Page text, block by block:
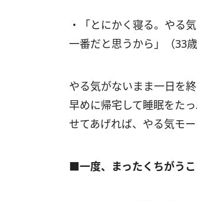
・「とにかく寝る。やる
一番だと思うから」（33
やる気がないまま一日を
早めに帰宅して睡眠をた
せてあげれば、やる気モ
■一度、まったくちがう